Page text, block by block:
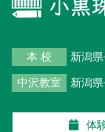
本 校 新潟
中沢教室 新潟
体